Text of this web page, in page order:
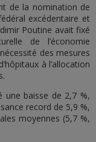
de la nomination de
excédentaire et
Poutine avait fixé
de l’économie
des mesures
à l’allocation
une baisse de 2,7 %,
record de 5,9 %,
moyennes (5,7 %,